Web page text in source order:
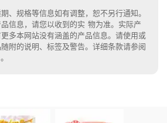
、规格等信息如有调整，恕不另行通知。
信息，请您以收到的实 物为准。实际产
多本网站没有涵盖的产品信息。请使用或
附的说明、标签及警告。详细条款请参阅
。